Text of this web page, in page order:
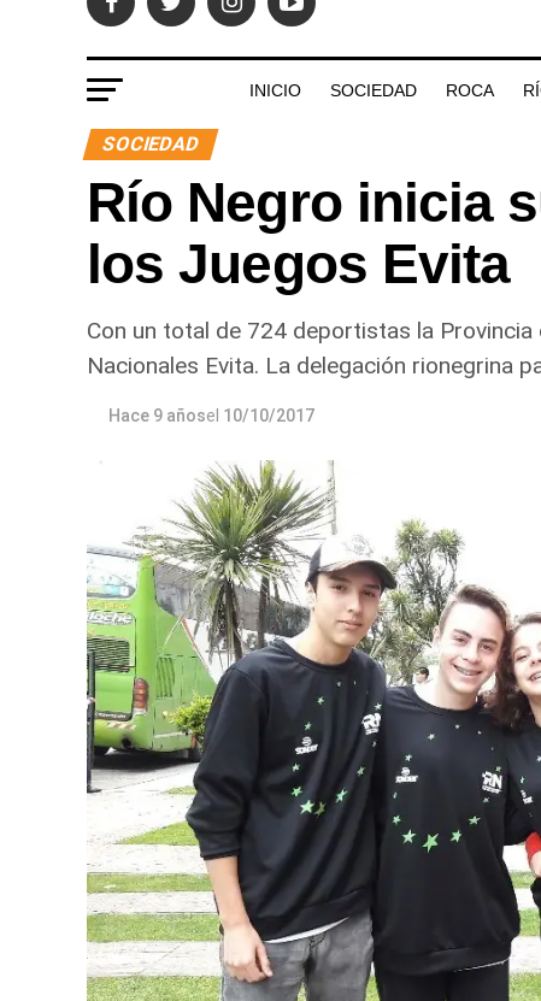
INICIO SOCIEDAD ROCA
SOCIEDAD
Río Negro inicia
los Juegos Evita
Con un total de 724 deportistas la
Nacionales Evita. La delegación rionegrina
Hace 9 añosel 10/10/2017